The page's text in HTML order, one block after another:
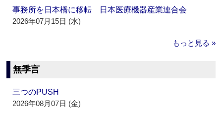
事務所を日本橋に移転 日本医療機器産業連合会
2026年07月15日 (水)
もっと見る »
無季言
三つのPUSH
2026年08月07日 (金)